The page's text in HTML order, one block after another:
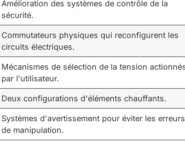
Amélioration des systèmes de contrôle de la
sécurité.
Commutateurs physiques qui reconfigurent les
circuits électriques.
Mécanismes de sélection de la tension
par l'utilisateur.
Deux configurations d'éléments chauffants.
Systèmes d'avertissement pour éviter les erreurs
de manipulation.